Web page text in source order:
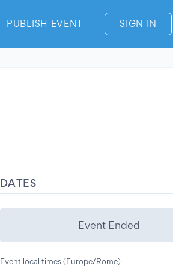
PUBLISH EVENT SIGN IN
DATES
Event Ended
Event local times (Europe/Rome)